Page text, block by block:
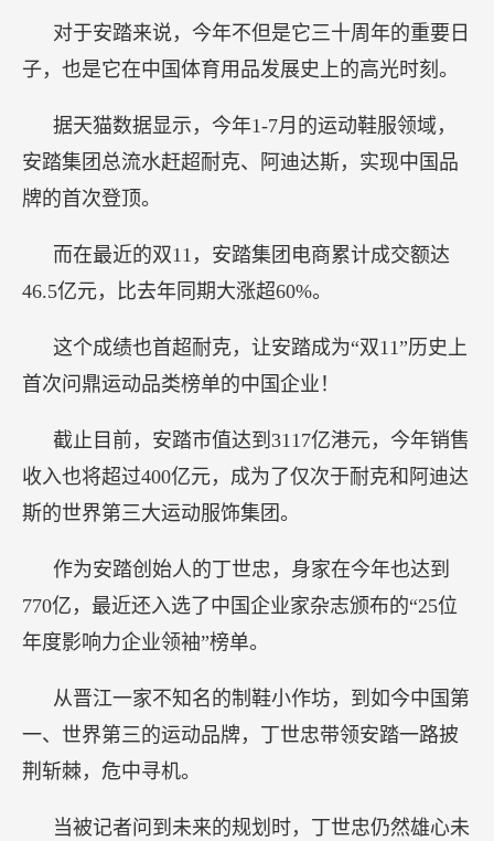
对于安踏来说，今年不但是它三十周年的重要日
子，也是它在中国体育用品发展史上的高光时刻。
据天猫数据显示，今年1-7月的运动鞋服领域，
安踏集团总流水赶超耐克、阿迪达斯，实现中国品
牌的首次登顶。
而在最近的双11，安踏集团电商累计成交额达
46.5亿元，比去年同期大涨超60%。
这个成绩也首超耐克，让安踏成为“双11”历史上
首次问鼎运动品类榜单的中国企业！
截止目前，安踏市值达到3117亿港元，今年销售
收入也将超过400亿元，成为了仅次于耐克和阿迪达
斯的世界第三大运动服饰集团。
作为安踏创始人的丁世忠，身家在今年也达到
770亿，最近还入选了中国企业家杂志颁布的“25位
年度影响力企业领袖”榜单。
从晋江一家不知名的制鞋小作坊，到如今中国第
一、世界第三的运动品牌，丁世忠带领安踏一路披
荆斩棘，危中寻机。
当被记者问到未来的规划时，丁世忠仍然雄心未